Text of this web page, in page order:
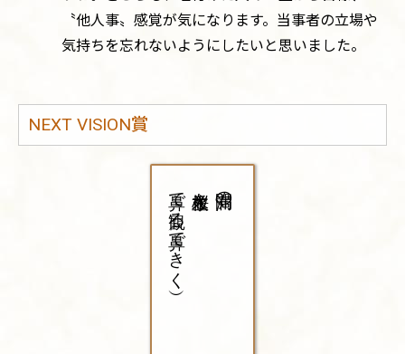
〝他人事〟感覚が気になります。当事者の立場や
気持ちを忘れないようにしたいと思いました。
NEXT VISION賞
満開の
桜並木を
鼻で観る（鼻できく）